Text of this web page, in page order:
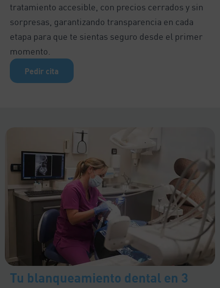
tratamiento accesible, con precios cerrados y sin
sorpresas, garantizando transparencia en cada
etapa para que te sientas seguro desde el primer
momento.
Pedir cita
Tu blanqueamiento dental en 3